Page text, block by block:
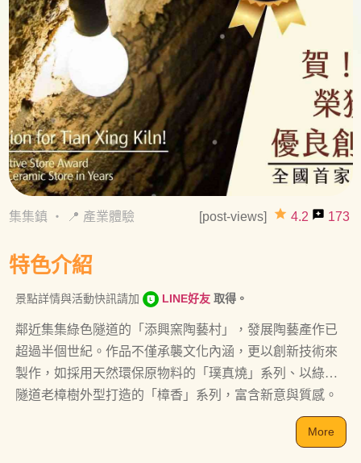
集集鎮 ・ 📍 產業體驗 [post-views] grade 4.2 reviews 173
特色介紹
景點詳情與活動快訊請加 LINE好友 取得。
鄰近集集綠色隧道的「添興窯陶藝村」，發展陶藝產作已
超過半個世紀。作品不僅承襲文化內涵，更以創新技術來
製作，如採用天然環保原物料的「璞真燒」系列、以綠色
隧道老樟樹外型打造的「樟香」系列，富含新意與質感。
除了欣賞陶藝產品外，還能參加陶藝體驗等活動，是集集
More